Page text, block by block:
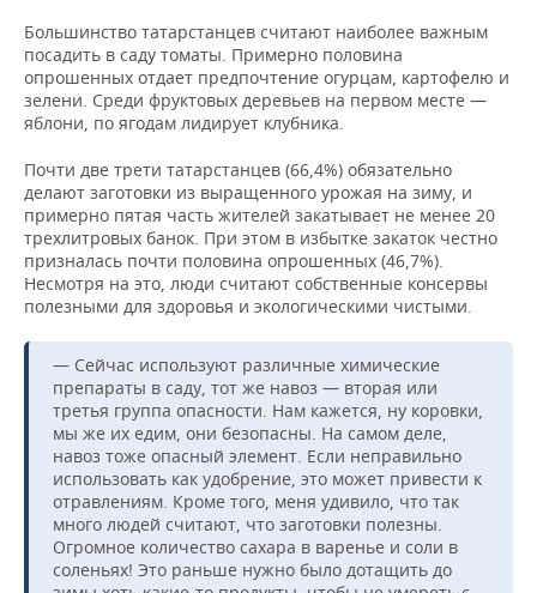
Большинство татарстанцев считают наиболее важным
посадить в саду томаты. Примерно половина
опрошенных отдает предпочтение огурцам, картофелю и
зелени. Среди фруктовых деревьев на первом месте —
яблони, по ягодам лидирует клубника.
Почти две трети татарстанцев (66,4%) обязательно
делают заготовки из выращенного урожая на зиму, и
примерно пятая часть жителей закатывает не менее 20
трехлитровых банок. При этом в избытке закаток честно
призналась почти половина опрошенных (46,7%).
Несмотря на это, люди считают собственные консервы
полезными для здоровья и экологическими чистыми.
— Сейчас используют различные химические
препараты в саду, тот же навоз — вторая или
третья группа опасности. Нам кажется, ну коровки,
мы же их едим, они безопасны. На самом деле,
навоз тоже опасный элемент. Если неправильно
использовать как удобрение, это может привести к
отравлениям. Кроме того, меня удивило, что так
много людей считают, что заготовки полезны.
Огромное количество сахара в варенье и соли в
соленьях! Это раньше нужно было дотащить до